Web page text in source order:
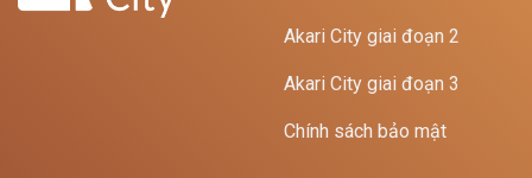
Akari City giai đoạn 2
Akari City giai đoạn 3
Chính sách bảo mật